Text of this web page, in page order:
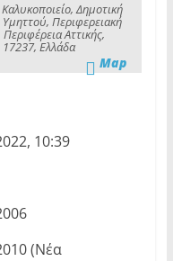
Δημοτική
Περιφερειακή
Αττικής,
17237, Ελλάδα
Map
10:39
(Νέα